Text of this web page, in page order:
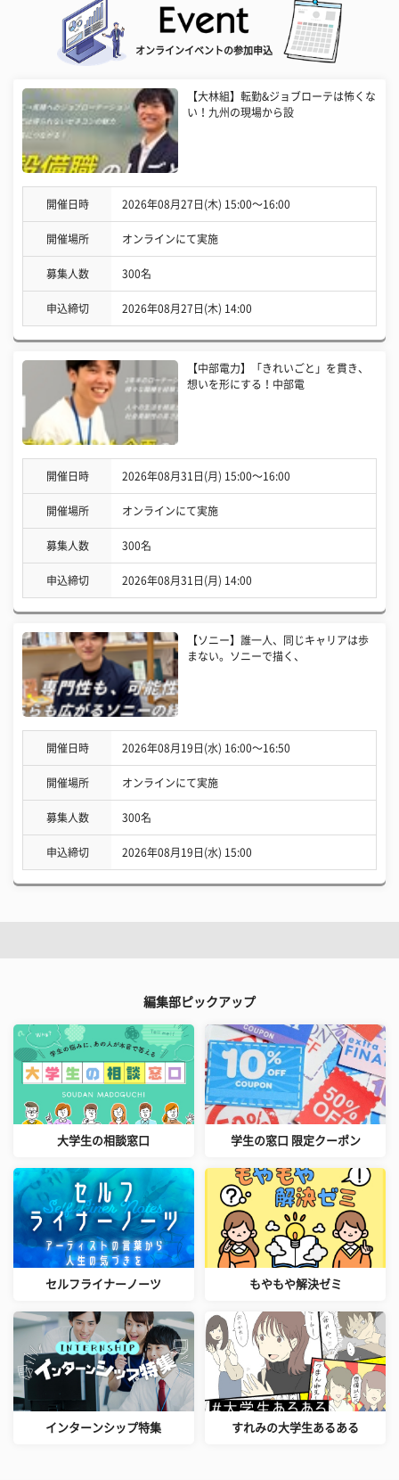
オンラインイベントの参加申込
【大林組】転勤&ジョブローテは怖くな
い！九州の現場から設
開催日時 2026年08月27日(木) 15:00〜16:00
開催場所 オンラインにて実施
募集人数 300名
申込締切 2026年08月27日(木) 14:00
【中部電力】「きれいごと」を貫き、
想いを形にする！中部電
開催日時 2026年08月31日(月) 15:00〜16:00
開催場所 オンラインにて実施
募集人数 300名
申込締切 2026年08月31日(月) 14:00
【ソニー】誰一人、同じキャリアは歩
まない。ソニーで描く、
開催日時 2026年08月19日(水) 16:00〜16:50
開催場所 オンラインにて実施
募集人数 300名
申込締切 2026年08月19日(水) 15:00
編集部ピックアップ
大学生の相談窓口 学生の窓口 限定クーポン
セルフライナーノーツ もやもや解決ゼミ
インターンシップ特集 すれみの大学生あるある